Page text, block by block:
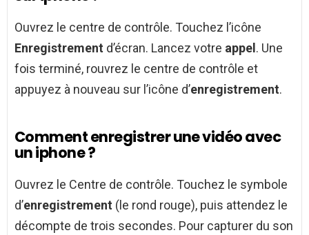
Ouvrez le centre de contrôle. Touchez l’icône
Enregistrement d’écran. Lancez votre appel . Une
fois terminé, rouvrez le centre de contrôle et
appuyez à nouveau sur l’icône d’enregistrement.
Comment enregistrer une vidéo avec
un iphone ?
Ouvrez le Centre de contrôle. Touchez le symbole
d’enregistrement (le rond rouge), puis attendez le
décompte de trois secondes. Pour capturer du son